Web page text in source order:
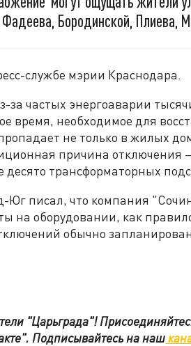
Бородинской, Плиева,
службе мэрии Краснодара.
за частых энергоаварии
время, необходимое для
не только в жилых
причина отключения
десято трансформаторных
Юг писал, что компания
на оборудовании, как
обычно
"Царьграда"!
. Подписывайтесь на наш